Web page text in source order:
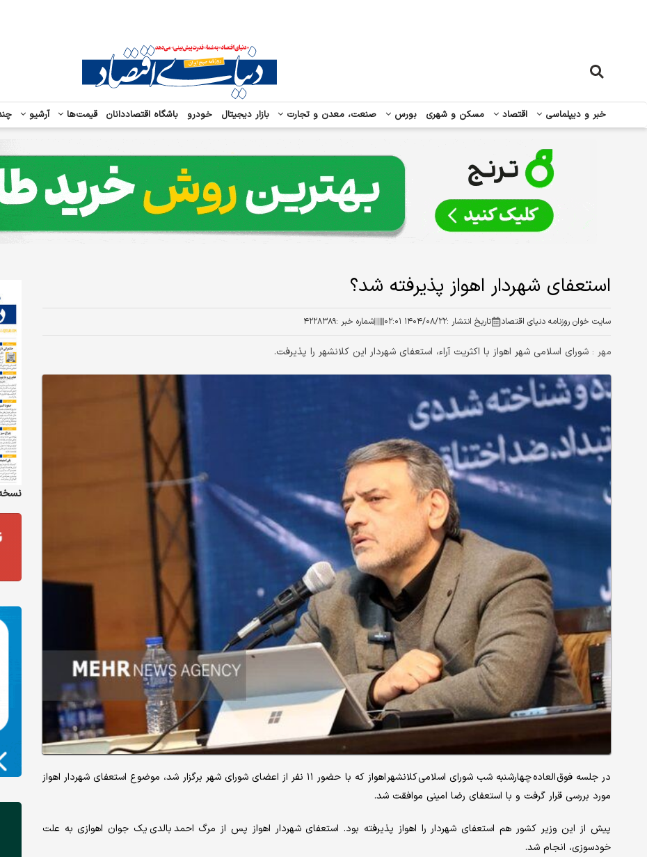
خبر و دیپلماسی اقتصاد مسکن و شهری بورس صنعت، معدن و تجارت بازار دیجیتال خودرو باشگاه اقتصاددانان قیمت‌ها آرشیو
استعفای شهردار اهواز پذیرفته شد؟
سایت خوان روزنامه دنیای اقتصاد تاریخ انتشار :۱۴۰۴/۰۸/۲۲ ۰۲:۰۱ شماره خبر :۴۲۲۸۳۸۹
مهر : شورای اسلامی شهر اهواز با اکثریت آراء، استعفای شهردار این کلانشهر را پذیرفت.
در جلسه فوق العاده چهارشنبه شب شورای اسلامی کلانشهر اهواز که با حضور ۱۱ نفر از اعضای شورای شهر برگزار شد، موضوع استعفای شهردار اهواز
مورد بررسی قرار گرفت و با استعفای رضا امینی موافقت شد.
پیش از این وزیر کشور هم استعفای شهردار را اهواز پذیرفته بود. استعفای شهردار اهواز پس از مرگ احمد بالدی یک جوان اهوازی به علت
خودسوزی، انجام شد.